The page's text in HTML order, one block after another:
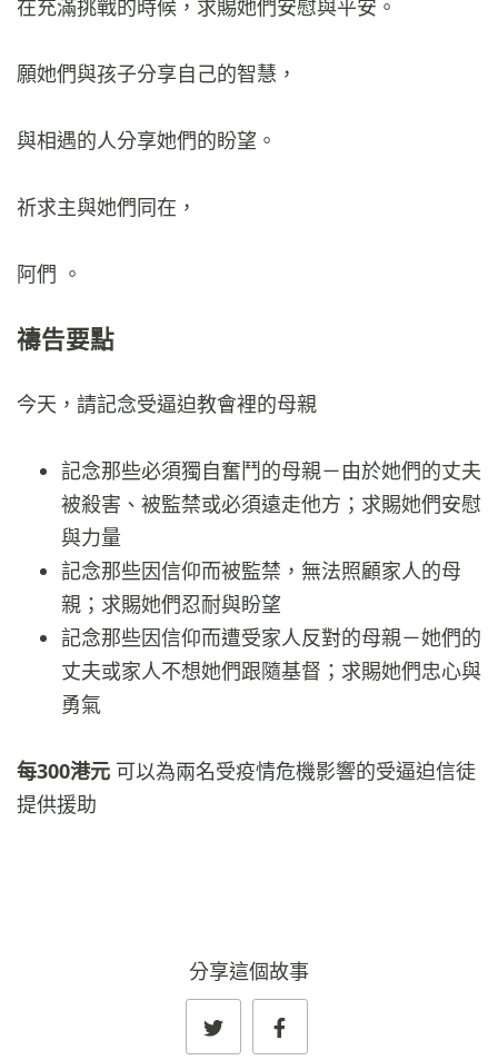
在充滿挑戰的時候，求賜她們安慰與平安。
願她們與孩子分享自己的智慧，
與相遇的人分享她們的盼望。
祈求主與她們同在，
阿們 。
禱告要點
今天，請記念受逼迫教會裡的母親
記念那些必須獨自奮鬥的母親－由於她們的丈夫
被殺害、被監禁或必須遠走他方；求賜她們安慰
與力量
記念那些因信仰而被監禁，無法照顧家人的母
親；求賜她們忍耐與盼望
記念那些因信仰而遭受家人反對的母親－她們的
丈夫或家人不想她們跟隨基督；求賜她們忠心與
勇氣
每300港元 可以為兩名受疫情危機影響的受逼迫信徒
提供援助
分享這個故事